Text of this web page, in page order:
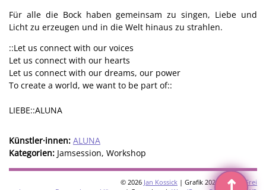
Für alle die Bock haben gemeinsam zu singen, Liebe und
Licht zu erzeugen und in die Welt hinaus zu strahlen.
::Let us connect with our voices
Let us connect with our hearts
Let us connect with our dreams, our power
To create a world, we want to be part of::
LIEBE::ALUNA
Künstler·innen: ALUNA
Kategorien: Jamsession, Workshop
© 2026 Jan Kossick | Grafik 2026:
Omani Frei